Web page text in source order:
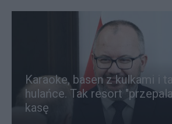
Karaoke, basen z kulkami i
hulańce. Tak resort
kasę